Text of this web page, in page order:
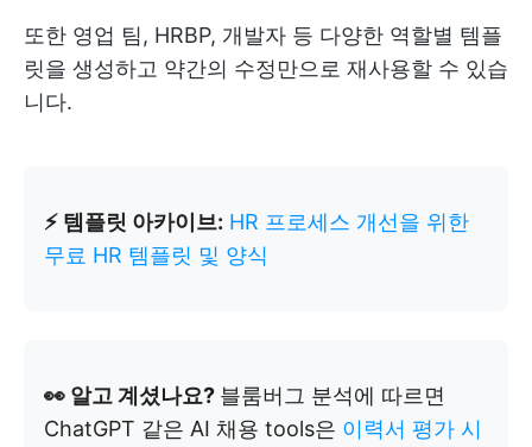
또한 영업 팀, HRBP, 개발자 등 다양한 역할별 템플
릿을 생성하고 약간의 수정만으로 재사용할 수 있습
니다.
⚡ 템플릿 아카이브: HR 프로세스 개선을 위한
무료 HR 템플릿 및 양식
👀 알고 계셨나요? 블룸버그 분석에 따르면
ChatGPT 같은 AI 채용 tools은 이력서 평가 시